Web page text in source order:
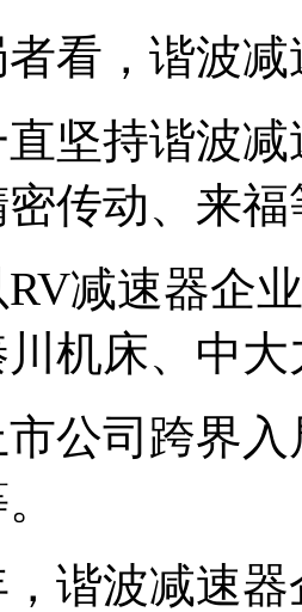
，谐波减
持谐波减
传动、来
减速器企业
机床、中
司跨界入
波减速器